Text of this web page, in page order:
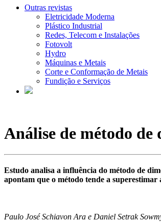
Outras revistas
Eletricidade Moderna
Plástico Industrial
Redes, Telecom e Instalações
Fotovolt
Hydro
Máquinas e Metais
Corte e Conformação de Metais
Fundição e Serviços
Análise de método de
Estudo analisa a influência do método de
apontam que o método tende a superestimar
Paulo José Schiavon Ara e Daniel Setrak